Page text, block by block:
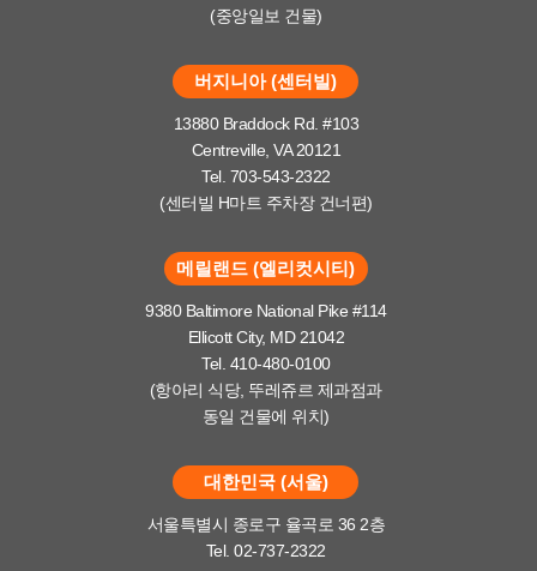
(중앙일보 건물)
버지니아 (센터빌)
13880 Braddock Rd. #103
Centreville, VA 20121
Tel. 703-543-2322
(센터빌 H마트 주차장 건너편)
메릴랜드 (엘리컷시티)
9380 Baltimore National Pike #114
Ellicott City, MD 21042
Tel. 410-480-0100
(항아리 식당, 뚜레쥬르 제과점과
동일 건물에 위치)
대한민국 (서울)
서울특별시 종로구 율곡로 36 2층
Tel. 02-737-2322